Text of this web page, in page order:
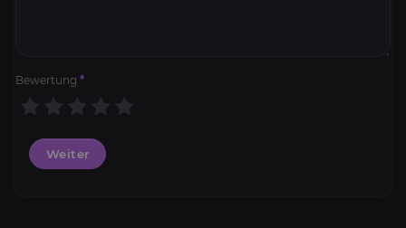
Bewertung *
Weiter